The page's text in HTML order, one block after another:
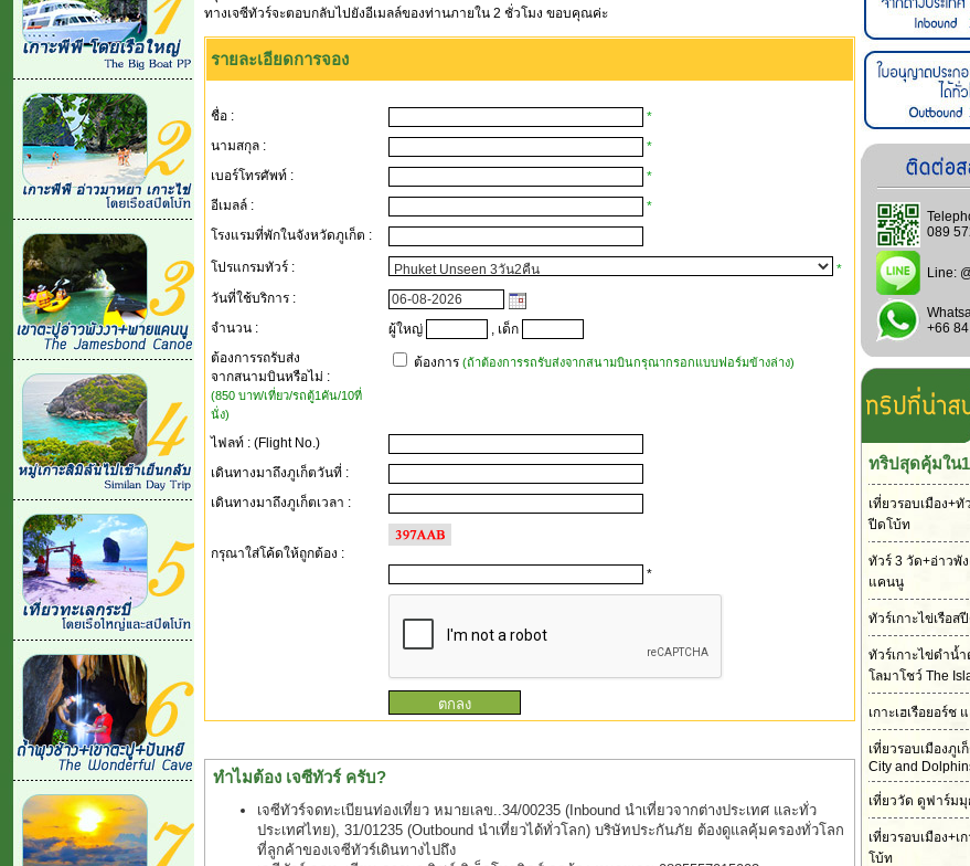
ทางเจซีทัวร์จะตอบกลับไปยังอีเมลล์ของท่านภายใน 2 ชั่วโมง ขอบคุณค่ะ
รายละเอียดการจอง
ชื่อ :
*
นามสกุล :
*
เบอร์โทรศัพท์ :
*
อีเมลล์ :
*
โรงแรมที่พักในจังหวัดภูเก็ต :
โปรแกรมทัวร์ :
*
วันที่ใช้บริการ :
จำนวน :
ผู้ใหญ่
, เด็ก
ต้องการรถรับส่ง
จากสนามบินหรือไม่ :
(850 บาท/เที่ยว/รถตู้1คัน/10ที่
นั่ง)
ต้องการ (ถ้าต้องการรถรับส่งจากสนามบินกรุณากรอกแบบฟอร์มข้างล่าง)
ไฟลท์ : (Flight No.)
เดินทางมาถึงภูเก็ตวันที่ :
เดินทางมาถึงภูเก็ตเวลา :
กรุณาใส่โค้ดให้ถูกต้อง :
*
ทำไมต้อง เจซีทัวร์ ครับ?
เจซีทัวร์จดทะเบียนท่องเที่ยว หมายเลข..34/00235 (Inbound นำเที่ยวจากต่างประเทศ และทั่ว
ประเทศไทย), 31/01235 (Outbound นำเที่ยวได้ทั่วโลก) บริษัทประกันภัย ต้องดูแลคุ้มครองทั่วโลก
ที่ลูกค้าของเจซีทัวร์เดินทางไปถึง
089
Line:
+66
ทริปสุดคุ้มใน
เที่ยวรอบเมือง+ทั
ปีดโบ้ท
ทัวร์ 3 วัด+อ่าวพั
แคนนู
ทัวร์เกาะไข่เรือ
ทัวร์เกาะไข่ดำน้
โลมาโชว์ The
เกาะเฮเรือยอร์ช
เที่ยวรอบเมืองภู
City and
เที่ยววัด ดูฟาร์มมุ
เที่ยวรอบเมือง+เ
โบ้ท